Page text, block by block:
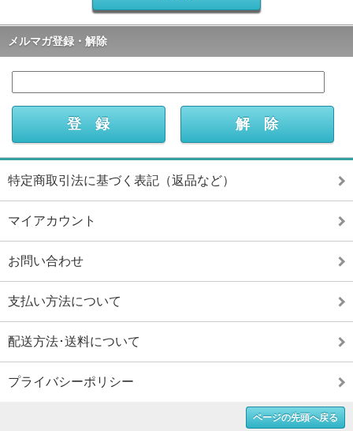
メルマガ登録・解除
特定商取引法に基づく表記（返品など）
マイアカウント
お問い合わせ
支払い方法について
配送方法･送料について
プライバシーポリシー
ページの先頭へ戻る